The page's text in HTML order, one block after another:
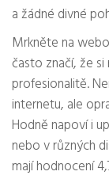
a žádné divné
Mrkněte na
často značí, že
profesionalitě.
internetu, ale
Hodně napoví i
nebo v různých
mají hodnocení